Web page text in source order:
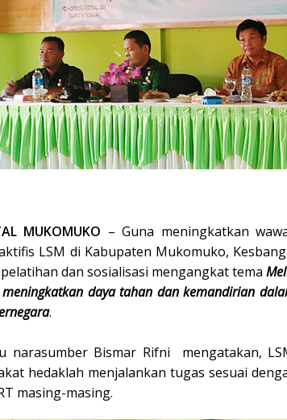
MUKOMUKO – Guna meningkatkan
LSM di Kabupaten Mukomuko,
dan sosialisasi mengangkat tema
daya tahan dan kemandirian
.
narasumber Bismar Rifni mengatakan,
hedaklah menjalankan tugas sesuai
masing-masing.